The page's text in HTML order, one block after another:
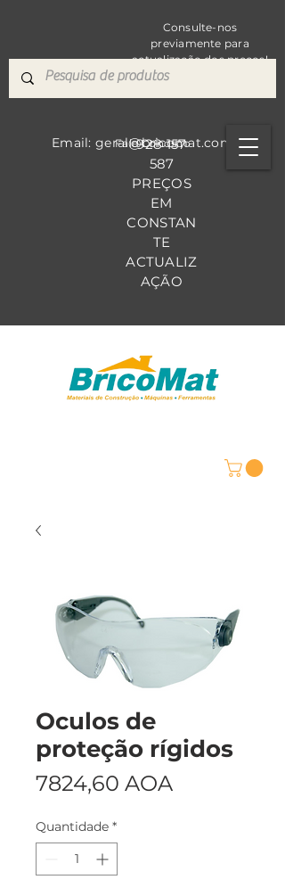
Consulte-nos
previamente para
actualização dos preços!
928 157
587
PREÇOS
EM
CONSTAN
TE
ACTUALIZ
AÇÃO
Fale Conosco
Email: geral@bricomat.com
Oculos de
proteção rígidos
7824,60 AOA
Quantidade *